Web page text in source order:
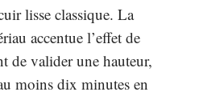
lisse classique. La
accentue l’effet de
de valider une hauteur,
moins dix minutes en